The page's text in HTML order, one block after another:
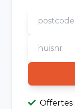
Offertes